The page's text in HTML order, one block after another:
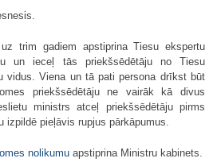
trim gadiem apstiprina Tiesu ekspertu
un ieceļ tās priekšsēdētāju no Tiesu
vidus. Viena un tā pati persona drīkst būt
priekšsēdētāju ne vairāk kā divus
ministrs atceļ priekšsēdētāju pirms
izpildē pieļāvis rupjus pārkāpumus.
nolikumu apstiprina Ministru kabinets.